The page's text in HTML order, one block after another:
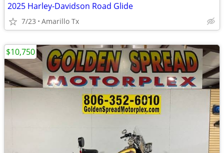
2025 Harley-Davidson Road Glide
7/23 Amarillo Tx
$10,750